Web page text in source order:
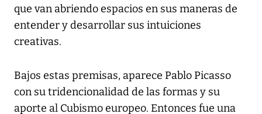
que van abriendo espacios en sus maneras de
entender y desarrollar sus intuiciones
creativas.
Bajos estas premisas, aparece Pablo Picasso
con su tridencionalidad de las formas y su
aporte al Cubismo europeo. Entonces fue una